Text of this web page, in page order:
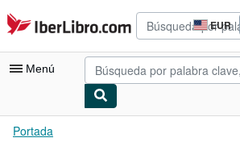
Pasar al contenido principal
IberLibro.com EUR
de
compra
del
Menú
Mi cuenta
Portada